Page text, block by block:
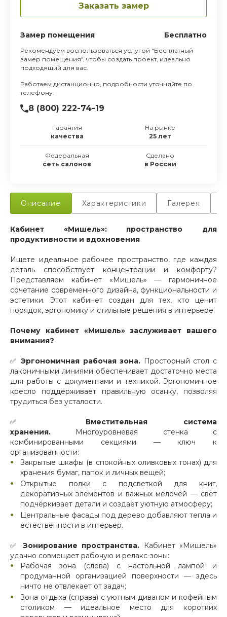
Заказать замер
Замер помещения Бесплатно
Рекомендуем воспользоваться услугой "Бесплатный
замер помещения", чтобы создать проект, идеально
подходящий для вас.
Работаем дистанционно, подробности уточняйте по
телефону.
8 (800) 222-74-19
Гарантия
качества
На рынке
25 лет
Федеральная
сеть салонов
Сделано
в России
Описание Характеристики Галерея
Кабинет «Мишель»: пространство для
продуктивности и вдохновения
Ищете идеальное рабочее пространство, где каждая
деталь способствует концентрации и комфорту?
Представляем кабинет «Мишель» — гармоничное
сочетание современного дизайна, функциональности и
эстетики. Этот кабинет создан для тех, кто ценит
порядок, эргономику и стильные решения в интерьере.
Почему кабинет «Мишель» заслуживает вашего
внимания?
✅Эргономичная рабочая зона. Просторный стол с
лаконичными линиями обеспечивает достаточно места
для работы с документами и техникой. Эргономичное
кресло поддерживает правильную осанку, позволяя
трудиться без усталости.
✅ Вместительная система
хранения. Многоуровневая стенка с
комбинированными секциями — ключ к
организованности:
Закрытые шкафы (в спокойных оливковых тонах) для
хранения бумаг, папок и личных вещей;
Открытые полки с подсветкой для книг,
декоративных элементов и важных мелочей — свет
подчёркивает детали и создаёт уютную атмосферу;
Центральные фасады под дерево добавляют тепла и
естественности в интерьер.
✅ Зонирование пространства. Кабинет «Мишель»
удачно совмещает рабочую и релакс-зоны:
Рабочая зона (слева) с настольной лампой и
продуманной организацией поверхности — здесь
ничто не отвлекает от задач;
Зона отдыха (справа) с уютным диваном и кофейным
столиком — идеальное место для коротких